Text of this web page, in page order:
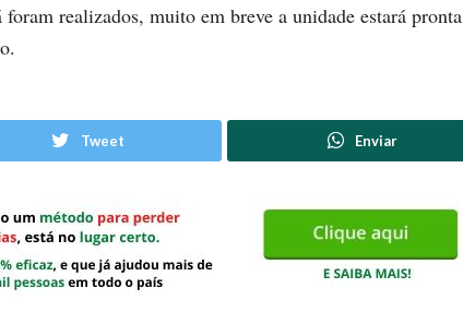
realizados, muito em breve a unidade estará pronta
Tweet Enviar